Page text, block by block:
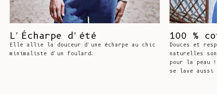
L'Écharpe d'été
Elle allie la douceur d'une écharpe au chic
minimaliste d'un foulard.
100 %
Douces et
naturelles
pour la peau
se lave aussi